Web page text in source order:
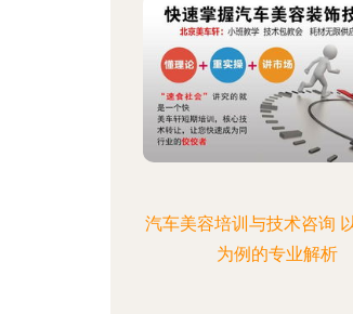
汽车美容培训与技术咨询
为例的专业解析